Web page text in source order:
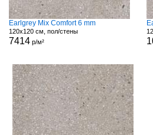
Earlgrey Mix Comfort 6 mm
120x120 см, пол/стены
7414 р/м²